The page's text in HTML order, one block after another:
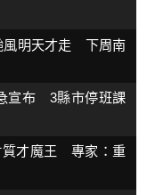
風明天才走 下周南
宣布 3縣市停班課
質才魔王 專家：重